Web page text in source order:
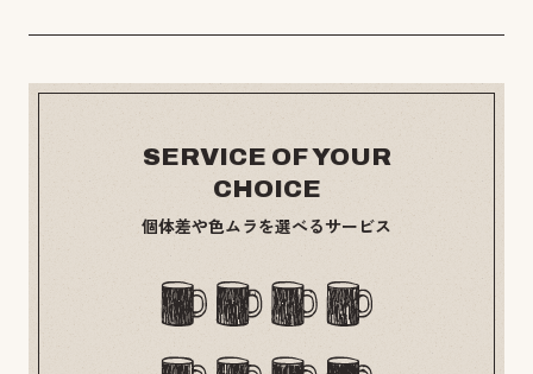
SERVICE OF YOUR
CHOICE
個体差や色ムラを選べるサービス